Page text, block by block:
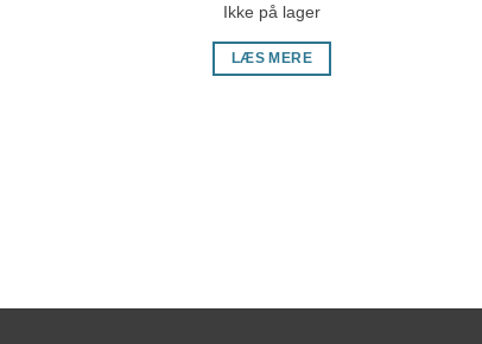
Ikke på lager
LÆS MERE